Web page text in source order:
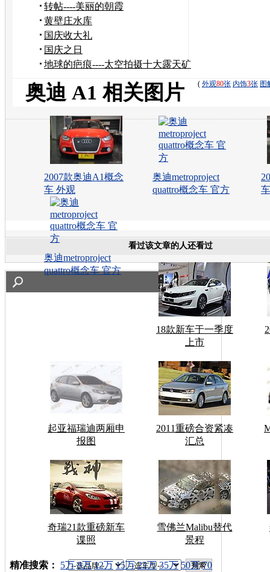
转帖----美丽的朝霞
黄壁庄水库
国庆收大礼
国庆之日
地球的疤痕----太空拍摄十大露天矿
( 外观80张 内饰3张 图
奥迪 A1 相关图片
2007款奥迪A1概念
车 外观
奥迪metroproject
quattro概念车 官方
奥迪metroproject
quattro概念车 官方
看过该文章的人还看过
18款新车于一季度
上市
起亚福瑞迪两厢申
报图
2011重磅合资紧凑
汇总
奇瑞21款重磅新车
谍照
雪佛兰Malibu替代
景程
车型搜索：
精准搜索： 5万 8万 12万 15万 22万 35万 50万 70